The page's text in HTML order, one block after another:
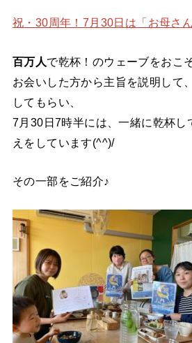
祝・30周年！7月30日は「お母さ
百万人 で乾杯！のウェーブをおこ
お会いした方から主旨を説明して
してもらい、
7月30日7時半には、一緒に乾杯し
えをしています(^^)/
その一部をご紹介♪